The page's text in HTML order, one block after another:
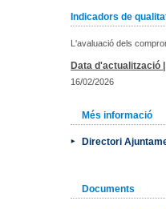
Indicadors de
L'avaluació dels
Data d'actualització |
16/02/2026
Més informació
Directori
Documents